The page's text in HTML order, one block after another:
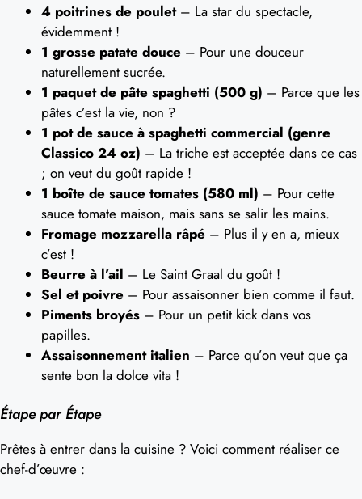
4 poitrines de poulet– La star du spectacle,
évidemment !
1 grosse patate douce – Pour une douceur
naturellement sucrée.
1 paquet de pâte spaghetti (500 g) – Parce que les
pâtes c’est la vie, non ?
1 pot de sauce à spaghetti commercial (genre
Classico 24 oz) – La triche est acceptée dans ce cas
; on veut du goût rapide !
1 boîte de sauce tomates (580 ml) – Pour cette
sauce tomate maison, mais sans se salir les mains.
Fromage mozzarella râpé – Plus il y en a, mieux
c’est !
Beurre à l’ail – Le Saint Graal du goût !
Sel et poivre – Pour assaisonner bien comme il faut.
Piments broyés – Pour un petit kick dans vos
papilles.
Assaisonnement italien – Parce qu’on veut que ça
sente bon la dolce vita !
Étape par Étape
Prêtes à entrer dans la cuisine ? Voici comment réaliser ce
chef-d’œuvre :